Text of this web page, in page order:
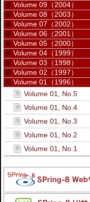
Volume 09（2004）
Volume 08（2003）
Volume 07（2002）
Volume 06（2001）
Volume 05（2000）
Volume 04（1999）
Volume 03（1998）
Volume 02（1997）
Volume 01（1996）
Volume 01, No.5
Volume 01, No.4
Volume 01, No.3
Volume 01, No.2
Volume 01, No.1